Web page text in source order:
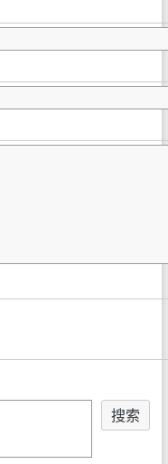
搜索